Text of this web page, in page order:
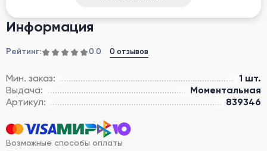
Информация
Рейтинг: 0.0 0 отзывов
Мин. заказ:
1 шт.
Выдача:
Моментальная
Артикул:
839346
Возможные способы оплаты